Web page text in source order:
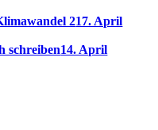
217. April
schreiben14. April